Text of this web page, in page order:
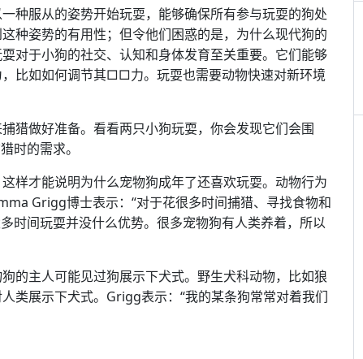
种服从的姿势开始玩耍，能够确保所有参与玩耍的狗处
种姿势的有用性；但令他们困惑的是，为什么现代狗的
对于小狗的社交、认知和身体发育至关重要。它们能够
比如如何调节其□□力。玩耍也需要动物快速对新环境
猎做好准备。看看两只小狗玩耍，你会发现它们会围
时的需求。
样才能说明为什么宠物狗成年了还喜欢玩耍。动物行为
Grigg博士表示：“对于花很多时间捕猎、寻找食物和
间玩耍并没什么优势。很多宠物狗有人类养着，所以
的主人可能见过狗展示下犬式。野生犬科动物，比如狼
类展示下犬式。Grigg表示：“我的某条狗常常对着我们